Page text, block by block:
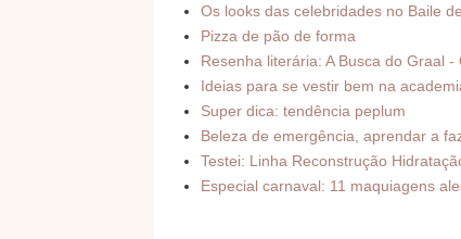
Os looks das celebridades no Baile
Pizza de pão de forma
Resenha literária: A Busca do Graal -
Ideias para se vestir bem na
Super dica: tendência peplum
Beleza de emergência, aprendar a
Testei: Linha Reconstrução
Especial carnaval: 11 maquiagens